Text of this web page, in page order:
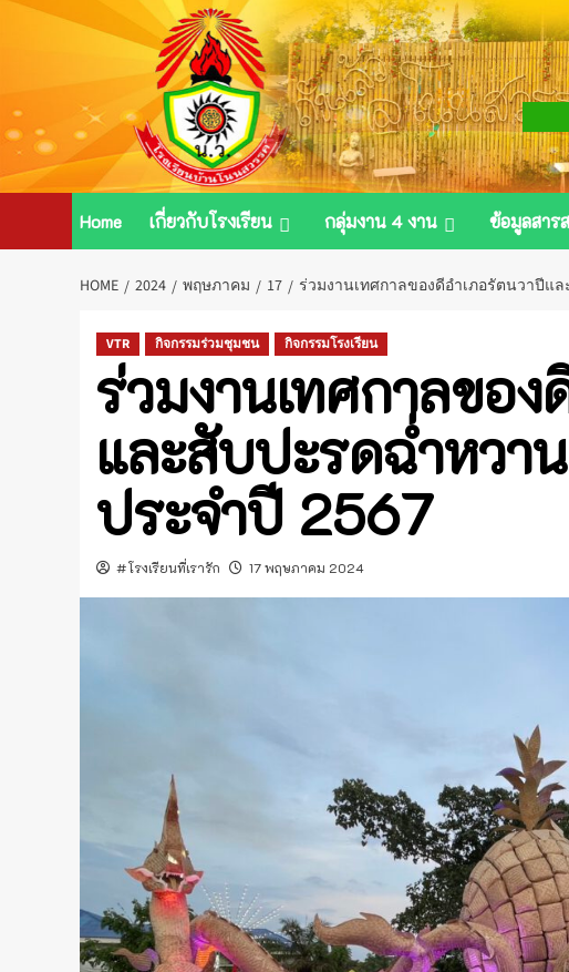
Skip
Home เกี่ยวกับโรงเรียน กลุ่มงาน 4 งาน ข้อมูลสาร
HOME 2024 พฤษภาคม 17 ร่วมงานเทศกาลของดีอำเภอรัตนวาปีแ
VTR กิจกรรมร่วมชุมชน กิจกรรมโรงเรียน
ร่วมงานเทศกาลขอ
และสับปะรดฉ่ำหวา
ประจำปี 2567
#โรงเรียนที่เรารัก 17 พฤษภาคม 2024